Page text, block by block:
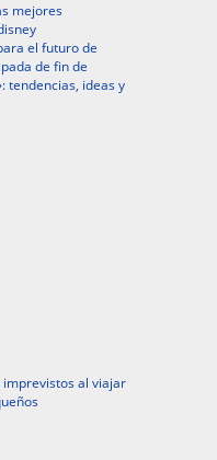
mejores
el futuro de
de fin de
tendencias, ideas y
al viajar